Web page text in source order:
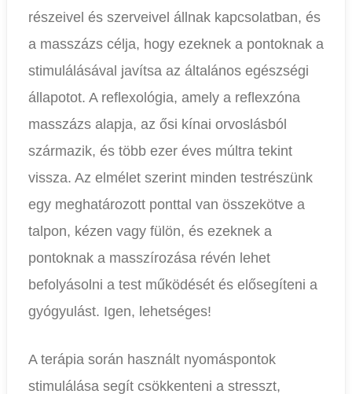
részeivel és szerveivel állnak kapcsolatban, és
a masszázs célja, hogy ezeknek a pontoknak a
stimulálásával javítsa az általános egészségi
állapotot. A reflexológia, amely a reflexzóna
masszázs alapja, az ősi kínai orvoslásból
származik, és több ezer éves múltra tekint
vissza. Az elmélet szerint minden testrészünk
egy meghatározott ponttal van összekötve a
talpon, kézen vagy fülön, és ezeknek a
pontoknak a masszírozása révén lehet
befolyásolni a test működését és elősegíteni a
gyógyulást. Igen, lehetséges!
A terápia során használt nyomáspontok
stimulálása segít csökkenteni a stresszt,